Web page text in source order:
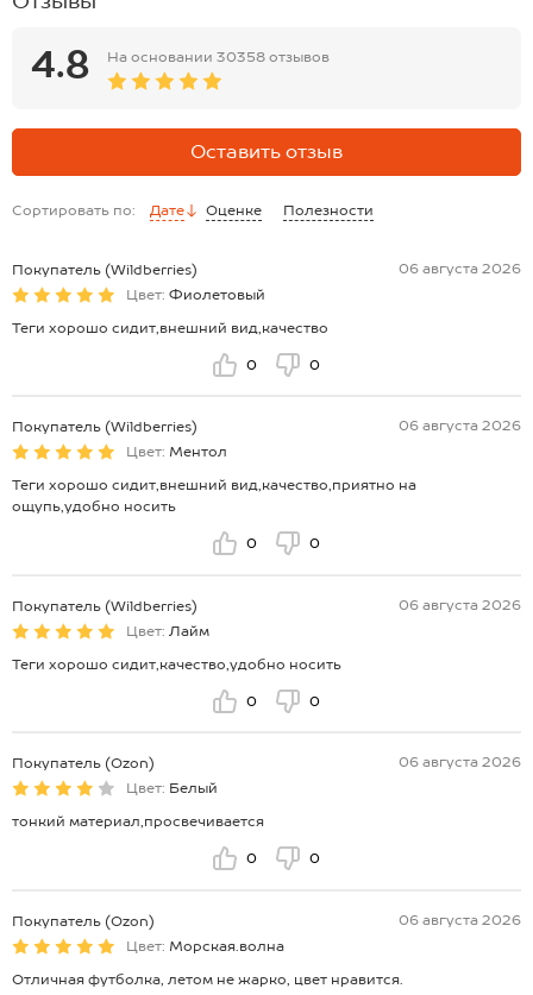
4.8 На основании 30358 отзывов
Оставить отзыв
Сортировать по: Дате Оценке Полезности
Покупатель (Wildberries)
06 августа 2026
Цвет: Фиолетовый
Теги хорошо сидит,внешний вид,качество
0 0
Покупатель (Wildberries)
06 августа 2026
Цвет: Ментол
Теги хорошо сидит,внешний вид,качество,приятно на
ощупь,удобно носить
0 0
Покупатель (Wildberries)
06 августа 2026
Цвет: Лайм
Теги хорошо сидит,качество,удобно носить
0 0
Покупатель (Ozon)
06 августа 2026
Цвет: Белый
тонкий материал,просвечивается
0 0
Покупатель (Ozon)
06 августа 2026
Цвет: Морская.волна
Отличная футболка, летом не жарко, цвет нравится.